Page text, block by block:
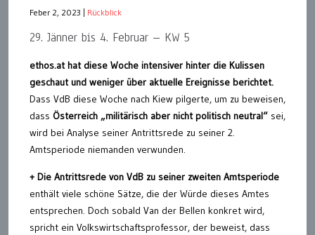
Feber 2, 2023 Rückblick
29. Jänner bis 4. Februar – KW 5
ethos.at hat diese Woche intensiver hinter die Kulissen
geschaut und weniger über aktuelle Ereignisse berichtet.
Dass VdB diese Woche nach Kiew pilgerte, um zu beweisen,
dass Österreich „militärisch aber nicht politisch neutral“ sei,
wird bei Analyse seiner Antrittsrede zu seiner 2.
Amtsperiode niemanden verwunden.
+ Die Antrittsrede von VdB zu seiner zweiten Amtsperiode
enthält viele schöne Sätze, die der Würde dieses Amtes
entsprechen. Doch sobald Van der Bellen konkret wird,
spricht ein Volkswirtschaftsprofessor, der beweist, dass